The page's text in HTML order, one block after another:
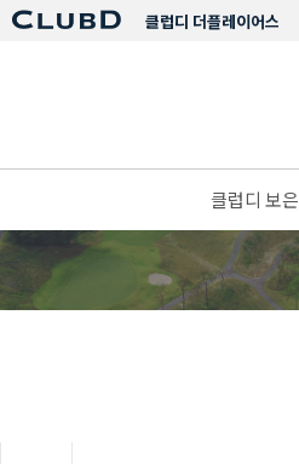
클럽디 더플레이어스
클럽디 보은